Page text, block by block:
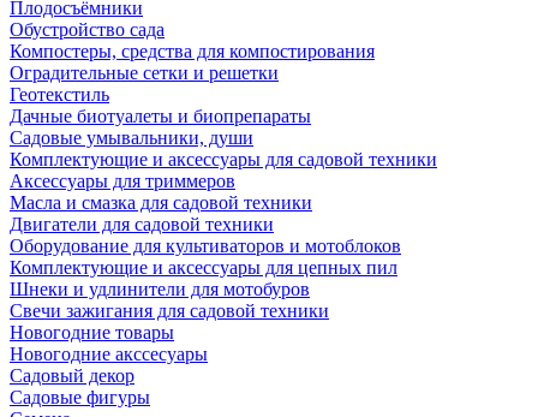
Плодосъёмники
Обустройство сада
Компостеры, средства для компостирования
Оградительные сетки и решетки
Геотекстиль
Дачные биотуалеты и биопрепараты
Садовые умывальники, души
Комплектующие и аксессуары для садовой техники
Аксессуары для триммеров
Масла и смазка для садовой техники
Двигатели для садовой техники
Оборудование для культиваторов и мотоблоков
Комплектующие и аксессуары для цепных пил
Шнеки и удлинители для мотобуров
Свечи зажигания для садовой техники
Новогодние товары
Новогодние акссесуары
Садовый декор
Садовые фигуры